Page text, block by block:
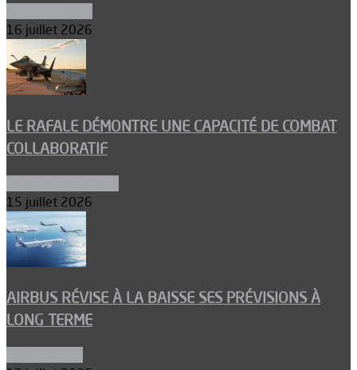
16 juillet 2026
LE RAFALE DÉMONTRE UNE CAPACITÉ DE COMBAT
COLLABORATIF
15 juillet 2026
AIRBUS RÉVISE À LA BAISSE SES PRÉVISIONS À
LONG TERME